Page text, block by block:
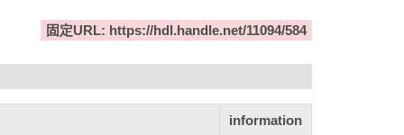
固定URL: https://hdl.handle.net/11094/584
information